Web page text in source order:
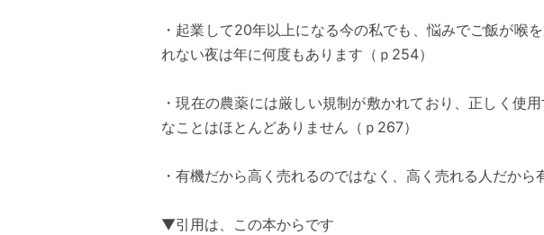
・起業して20年以上になる今の私でも、悩みでご飯が喉
れない夜は年に何度もあります（ｐ254）
・現在の農薬には厳しい規制が敷かれており、正しく使
なことはほとんどありません（ｐ267）
・有機だから高く売れるのではなく、高く売れる人だから
▼引用は、この本からです